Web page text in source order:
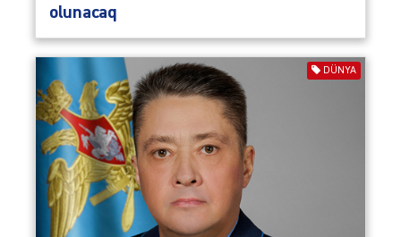
olunacaq
DÜNYA